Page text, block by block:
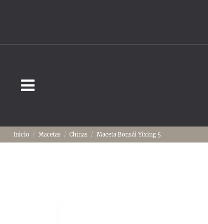
Inicio Macetas Chinas Maceta Bonsái Yixing 5